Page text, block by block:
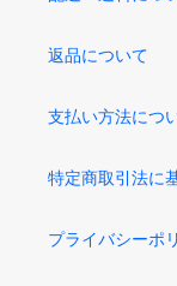
返品について
支払い方法につ
特定商取引法に
プライバシーポ